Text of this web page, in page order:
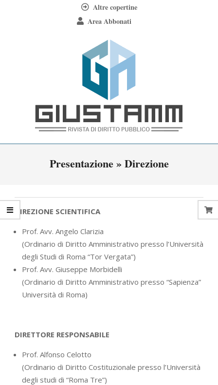
Altre copertine
Area Abbonati
Giustamm
Presentazione »Direzione
DIREZIONE SCIENTIFICA
Prof. Avv. Angelo Clarizia
(Ordinario di Diritto Amministrativo presso l’Università
degli Studi di Roma “Tor Vergata”)
Prof. Avv. Giuseppe Morbidelli
(Ordinario di Diritto Amministrativo presso “Sapienza”
Università di Roma)
DIRETTORE RESPONSABILE
Prof. Alfonso Celotto
(Ordinario di Diritto Costituzionale presso l’Università
degli studi di “Roma Tre”)